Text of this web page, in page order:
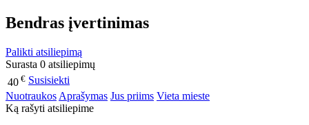
Bendras įvertinimas
Palikti atsiliepimą
Surasta 0 atsiliepimų
40 € Susisiekti
Nuotraukos Aprašymas Jus priims Vieta mieste
Ką rašyti atsiliepime